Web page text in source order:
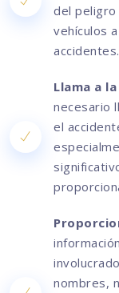
del peligro
vehículos
accidentes.
Llama a
necesario
el
nombres,